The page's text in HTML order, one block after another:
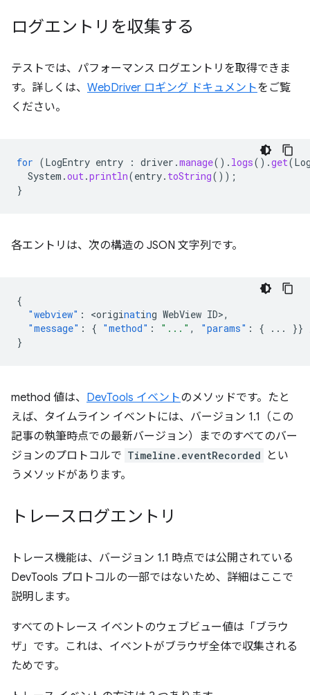
ログエントリを収集する
テストでは、パフォーマンス ログエントリを取得できま
す。詳しくは、 WebDriver ロギング ドキュメントをご覧
ください。
for (LogEntry entry : driver .manage(). logs().get(
System .out.println(entry. toString());
}
各エントリは、次の構造の JSON 文字列です。
{
"webview" : <originating WebView ID>,
"message" : { "method" : "..." , "params" : { ... }}
}
method 値は、 DevTools イベントのメソッドです。たと
えば、タイムライン イベントには、バージョン 1.1（この
記事の執筆時点での最新バージョン）までのすべてのバー
ジョンのプロトコルで Timeline.eventRecorded
とい
うメソッドがあります。
トレースログエントリ
トレース機能は、バージョン 1.1 時点では公開されている
DevTools プロトコルの一部ではないため、詳細はここで
説明します。
すべてのトレース イベントのウェブビュー値は「ブラウ
ザ」です。これは、イベントがブラウザ全体で収集される
ためです。